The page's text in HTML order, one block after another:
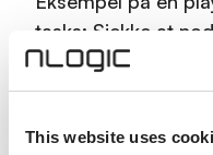
This website uses
tasks; Sjekke at
tilkoblinger, hente
printe software-
j@debian:~/